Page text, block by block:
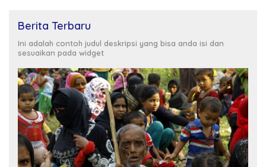
Berita Terbaru
Ini adalah contoh judul deskripsi yang bisa anda isi dan
sesuaikan pada widget